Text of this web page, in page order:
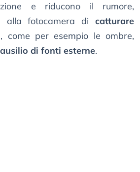
e riducono il rumore,
alla fotocamera di catturare
, come per esempio le ombre,
di fonti esterne.